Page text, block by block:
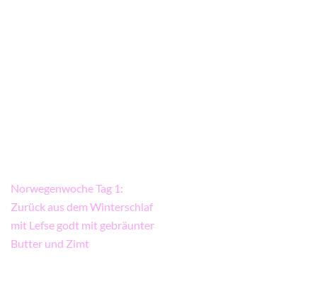
Beitragsnavigation
Norwegenwoche Tag 1:
Zurück aus dem Winterschlaf
mit Lefse godt mit gebräunter
Butter und Zimt